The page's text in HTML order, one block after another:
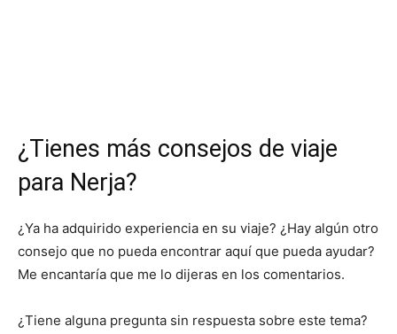
¿Tienes más consejos de viaje
para Nerja?
¿Ya ha adquirido experiencia en su viaje? ¿Hay algún otro
consejo que no pueda encontrar aquí que pueda ayudar?
Me encantaría que me lo dijeras en los comentarios.
¿Tiene alguna pregunta sin respuesta sobre este tema?